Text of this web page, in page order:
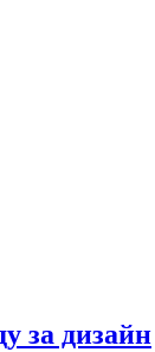
за дизайн